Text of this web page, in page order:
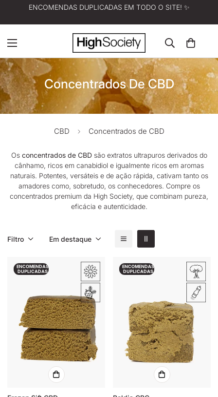
ENCOMENDAS DUPLICADAS EM TODO O SITE! ✨
Concentrados De CBD
CBD Concentrados de CBD
Os concentrados de CBDsão extratos ultrapuros derivados do
cânhamo, ricos em canabidiol e igualmente ricos em aromas
naturais. Potentes, versáteis e de ação rápida, cativam tanto os
amadores como, sobretudo, os conhecedores. Compre os
concentrados premium da High Society, que combinam pureza,
eficácia e autenticidade.
Filtro Em destaque
ENCOMENDAS
DUPLICADAS
ENCOMENDAS
DUPLICADAS